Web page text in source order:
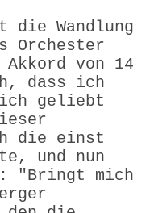
die Wandlung
Orchester
von 14
dass ich
geliebt
die einst
und nun
"Bringt mich